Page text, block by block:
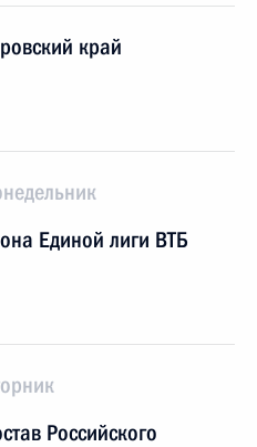
край
Единой лиги ВТБ
Российского